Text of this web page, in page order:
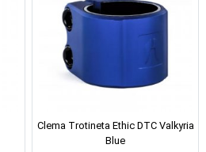
Clema Trotineta Ethic DTC Valkyria
Blue